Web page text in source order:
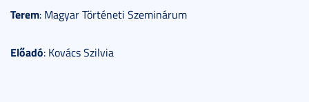
Terem: Magyar Történeti Szeminárum
Előadó: Kovács Szilvia